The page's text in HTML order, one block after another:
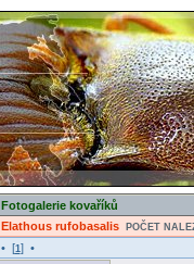
Fotogalerie kovaříků
Elathous rufobasalis
POČET
• [1] •